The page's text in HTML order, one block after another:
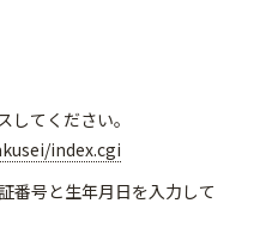
してください。
index.cgi
番号と生年月日を入力して